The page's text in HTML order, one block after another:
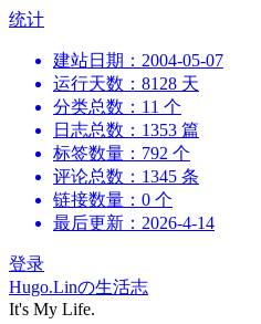
跳
统计
建站日期：2004-05-07
运行天数：8128 天
分类总数：11 个
日志总数：1353 篇
标签数量：792 个
评论总数：1345 条
链接数量：0 个
最后更新：2026-4-14
登录
Hugo.Linの生活志
It's My Life.